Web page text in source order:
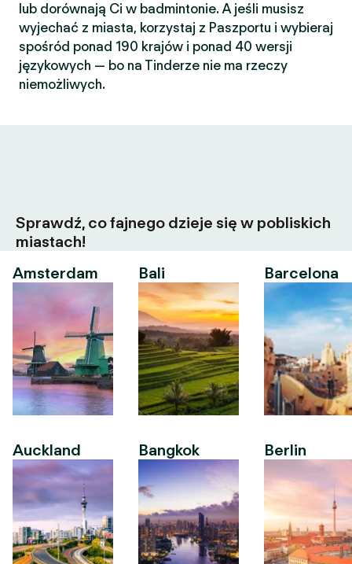
lub dorównają Ci w badmintonie. A jeśli musisz
wyjechać z miasta, korzystaj z Paszportu i wybieraj
spośród ponad 190 krajów i ponad 40 wersji
językowych — bo na Tinderze nie ma rzeczy
niemożliwych.
Sprawdź, co fajnego dzieje się w pobliskich
miastach!
Amsterdam
Auckland
Bali
Bangkok
Barcelona
Berlin